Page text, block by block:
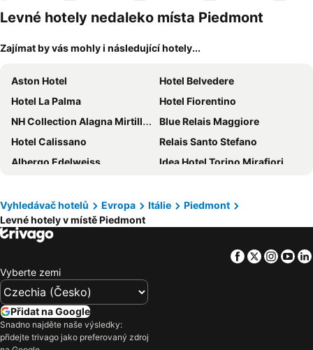
domácí
zvířata
Levné hotely nedaleko místa Piedmont
Zajímat by vás mohly i následující hotely...
Aston Hotel
Hotel Belvedere
Hotel La Palma
Hotel Fiorentino
NH Collection Alagna Mirtillo Rosso
Blue Relais Maggiore
Hotel Calissano
Relais Santo Stefano
Albergo Edelweiss
Idea Hotel Torino Mirafiori
Hotel Valentino Du Parc
Hotel Relais Des Alpes
Hotel Cascina Fossata & Residence
Albergo Pesce D'oro
Albergo Ristorante Belvedere
Albergo La Ripa
Hotel Ghiffa
LVG Hotel Collection - Pallanza
Hotel Diplomatic
Vyhledávač hotelů Evropa Itálie
Piedmont
Levné hotely v místě Piedmont
Facebook
Twitter
Vyberte zemi
Přidat na Google
Snadno najděte naše výsledky:
přidejte trivago jako preferovaný zdroj